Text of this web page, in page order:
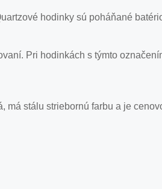
hodinky sú poháňané
Pri hodinkách s týmto
stálu striebornú farbu a je